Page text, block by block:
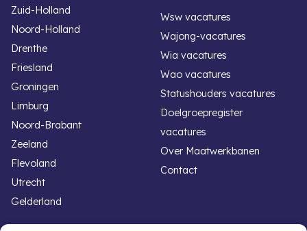
Zuid-Holland
Noord-Holland
Drenthe
Friesland
Groningen
Limburg
Noord-Brabant
Zeeland
Flevoland
Utrecht
Gelderland
Wsw vacatures
Wajong-vacatures
Wia vacatures
Wao vacatures
Statushouders vacatures
Doelgroepregister
vacatures
Over Maatwerkbanen
Contact